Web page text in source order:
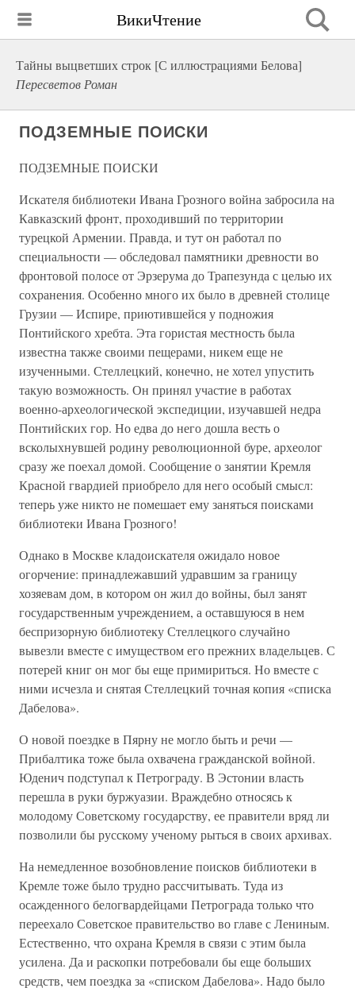
ВикиЧтение
Тайны выцветших строк [С иллюстрациями Белова]
Пересветов Роман
ПОДЗЕМНЫЕ ПОИСКИ
ПОДЗЕМНЫЕ ПОИСКИ
Искателя библиотеки Ивана Грозного война забросила на
Кавказский фронт, проходивший по территории
турецкой Армении. Правда, и тут он работал по
специальности — обследовал памятники древности во
фронтовой полосе от Эрзерума до Трапезунда с целью их
сохранения. Особенно много их было в древней столице
Грузии — Испире, приютившейся у подножия
Понтийского хребта. Эта гористая местность была
известна также своими пещерами, никем еще не
изученными. Стеллецкий, конечно, не хотел упустить
такую возможность. Он принял участие в работах
военно-археологической экспедиции, изучавшей недра
Понтийских гор. Но едва до него дошла весть о
всколыхнувшей родину революционной буре, археолог
сразу же поехал домой. Сообщение о занятии Кремля
Красной гвардией приобрело для него особый смысл:
теперь уже никто не помешает ему заняться поисками
библиотеки Ивана Грозного!
Однако в Москве кладоискателя ожидало новое
огорчение: принадлежавший удравшим за границу
хозяевам дом, в котором он жил до войны, был занят
государственным учреждением, а оставшуюся в нем
беспризорную библиотеку Стеллецкого случайно
вывезли вместе с имуществом его прежних владельцев. С
потерей книг он мог бы еще примириться. Но вместе с
ними исчезла и снятая Стеллецкий точная копия «списка
Дабелова».
О новой поездке в Пярну не могло быть и речи —
Прибалтика тоже была охвачена гражданской войной.
Юденич подступал к Петрограду. В Эстонии власть
перешла в руки буржуазии. Враждебно относясь к
молодому Советскому государству, ее правители вряд ли
позволили бы русскому ученому рыться в своих архивах.
На немедленное возобновление поисков библиотеки в
Кремле тоже было трудно рассчитывать. Туда из
осажденного белогвардейцами Петрограда только что
переехало Советское правительство во главе с Лениным.
Естественно, что охрана Кремля в связи с этим была
усилена. Да и раскопки потребовали бы еще больших
средств, чем поездка за «списком Дабелова». Надо было